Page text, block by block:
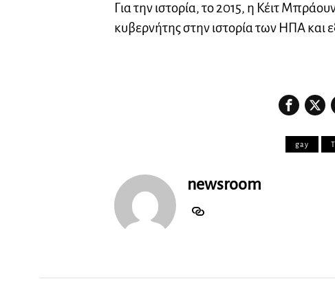
Για την ιστορία, το 2015, η Κέιτ
κυβερνήτης στην ιστορία των ΗΠΑ και
gay
newsroom